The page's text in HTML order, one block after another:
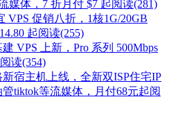
媒体，7 折月付 $7 起阅读(281)
VPS 促销八折，1核1G/20GB
起阅读(255)
VPS 上新，Pro 系列 500Mbps
阅读(354)
宿主机上线，全新双ISP住宅IP
tiktok等流媒体，月付68元起阅